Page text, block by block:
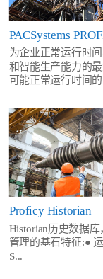
PACSystems
为企业正常运行时
和智能生产能力的
可能正常运行时间的
Proficy Historian
Historian历史数据
管理的基石特征:●
S...